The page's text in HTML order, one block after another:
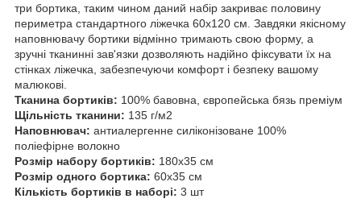
три бортика, таким чином даний набір закриває половину
периметра стандартного ліжечка 60х120 см. Завдяки якісному
наповнювачу бортики відмінно тримають свою форму, а
зручні тканинні зав'язки дозволяють надійно фіксувати їх на
стінках ліжечка, забезпечуючи комфорт і безпеку вашому
малюкові.
Тканина бортиків: 100% бавовна, європейська бязь преміум
Щільність тканини: 135 г/м2
Наповнювач: антиалергенне силіконізоване 100%
поліефірне волокно
Розмір набору бортиків: 180х35 см
Розмір одного бортика: 60х35 см
Кількість бортиків в наборі: 3 шт